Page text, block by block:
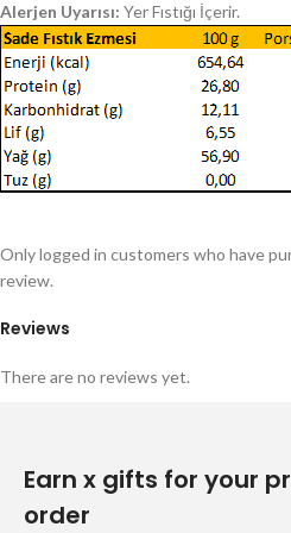
Alerjen Uyarısı: Yer Fıstığı İçerir.
Reviews
There are no reviews yet.
Only logged in customers who have
review.
Earn x gifts for your
order